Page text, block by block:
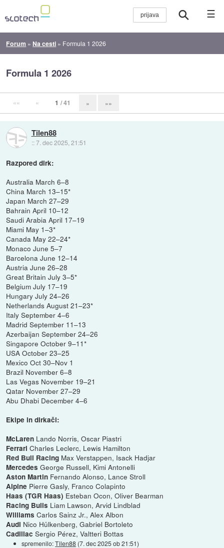
☰
Forum » Na cesti » Formula 1 2026
Formula 1 2026
«« « 1 / 41 » »»
Tilen88
::7. dec 2025, 21:51
Razpored dirk:
Australia March 6–8
China March 13–15*
Japan March 27–29
Bahrain April 10–12
Saudi Arabia April 17–19
Miami May 1–3*
Canada May 22–24*
Monaco June 5–7
Barcelona June 12–14
Austria June 26–28
Great Britain July 3–5*
Belgium July 17–19
Hungary July 24–26
Netherlands August 21–23*
Italy September 4–6
Madrid September 11–13
Azerbaijan September 24–26
Singapore October 9–11*
USA October 23–25
Mexico Oct 30–Nov 1
Brazil November 6–8
Las Vegas November 19–21
Qatar November 27–29
Abu Dhabi December 4–6
Ekipe in dirkači:
McLaren Lando Norris, Oscar Piastri
FerrariCharles Leclerc, Lewis Hamilton
Red Bull Racing Max Verstappen, Isack Hadjar
MercedesGeorge Russell, Kimi Antonelli
Aston Martin Fernando Alonso, Lance Stroll
Alpine Pierre Gasly, Franco Colapinto
Haas (TGR Haas) Esteban Ocon, Oliver Bearman
Racing Bulls Liam Lawson, Arvid Lindblad
WilliamsCarlos Sainz Jr., Alex Albon
Audi Nico Hülkenberg, Gabriel Bortoleto
CadillacSergio Pérez, Valtteri Bottas
spremenilo:Tilen88 (7. dec 2025 ob 21:51)